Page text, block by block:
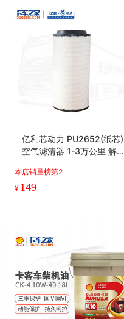
亿利芯动力 PU2652(纸芯)
空气滤清器 1-3万公里 解放
本店销量榜第2
¥ 149